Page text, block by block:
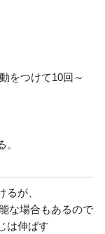
をつけて10回～
が、
な場合もあるので
は伸ばす